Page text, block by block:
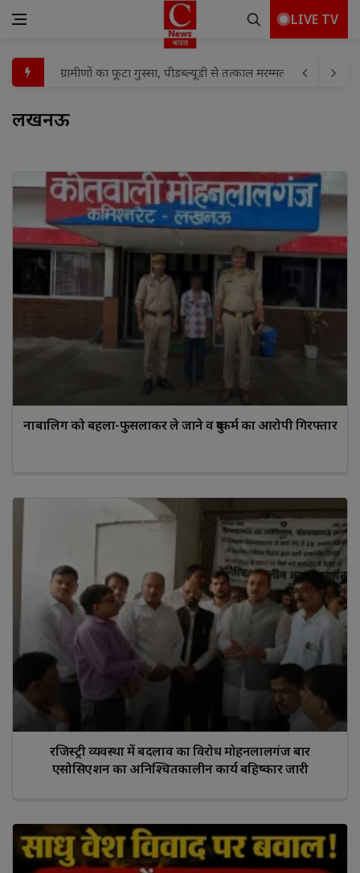
LIVE TV
अखण्ड ब्राह्मण महासभा ने शोकसभा आयोजित कर श्रीमती राजेश्वरी
दुष्कर्म के बाद किशोरी की हत्या कर शव कुएं में फेंकने के मामले में
एएस इवेंट प्लानर प्रस्तुत करेगा "झाँसी टॉप मॉडल 2026 - सीजन 5"
नगर आयुक्त ने वार्ड 59 का किया औचक निरीक्षण, सफाई-
संत व भगवंत के दर्शनों से जीवन में प्रेम दया व करुणा का भाव जागृत
नाबालिग को बहला-फुसलाकर ले जाने व दुष्कर्म का आरोपी गिरफ्तार
रजिस्ट्री व्यवस्था में बदलाव का विरोध मोहनलालगंज बार
ग्रामीणों का फूटा गुस्सा, पीडब्ल्यूडी से तत्काल मरम्मत की मांग;
लखनऊ
नाबालिग को बहला-फुसलाकर ले जाने व दुष्कर्म का आरोपी गिरफ्तार
रजिस्ट्री व्यवस्था में बदलाव का विरोध मोहनलालगंज बार
एसोसिएशन का अनिश्चितकालीन कार्य बहिष्कार जारी